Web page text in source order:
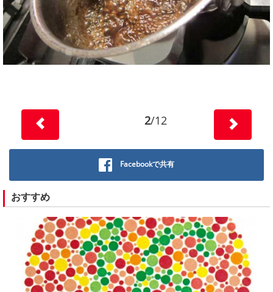
2/12
Facebookで共有
おすすめ